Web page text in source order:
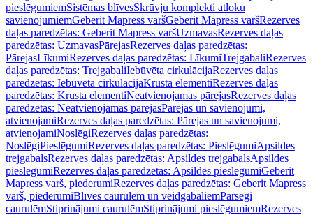
pieslēgumiemSistēmas blīvesSkrūvju komplekti atloku
savienojumiemGeberit Mapress varšGeberit Mapress varšRezerves
daļas paredzētas: Geberit Mapress varšUzmavasRezerves daļas
paredzētas: UzmavasPārejasRezerves daļas paredzētas:
PārejasLīkumiRezerves daļas paredzētas: LīkumiTrejgabaliRezerves
daļas paredzētas: TrejgabaliIebūvēta cirkulācijaRezerves daļas
paredzētas: Iebūvēta cirkulācijaKrusta elementiRezerves daļas
paredzētas: Krusta elementiNeatvienojamas pārejasRezerves daļas
paredzētas: Neatvienojamas pārejasPārejas un savienojumi,
atvienojamiRezerves daļas paredzētas: Pārejas un savienojumi,
atvienojamiNoslēgiRezerves daļas paredzētas:
NoslēgiPieslēgumiRezerves daļas paredzētas: PieslēgumiApsildes
trejgabalsRezerves daļas paredzētas: Apsildes trejgabalsApsildes
pieslēgumiRezerves daļas paredzētas: Apsildes pieslēgumiGeberit
Mapress varš, piederumiRezerves daļas paredzētas: Geberit Mapress
varš, piederumiBlīves caurulēm un veidgabaliemPārsegi
caurulēmStiprinājumi caurulēmStiprinājumi pieslēgumiemRezerves